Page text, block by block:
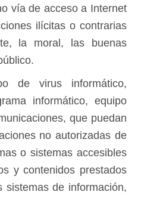
vía de acceso a Internet
ilícitas o contrarias
la moral, las buenas
de virus informático,
informático, equipo
que puedan
no autorizadas de
o sistemas accesibles
y contenidos prestados
de información,